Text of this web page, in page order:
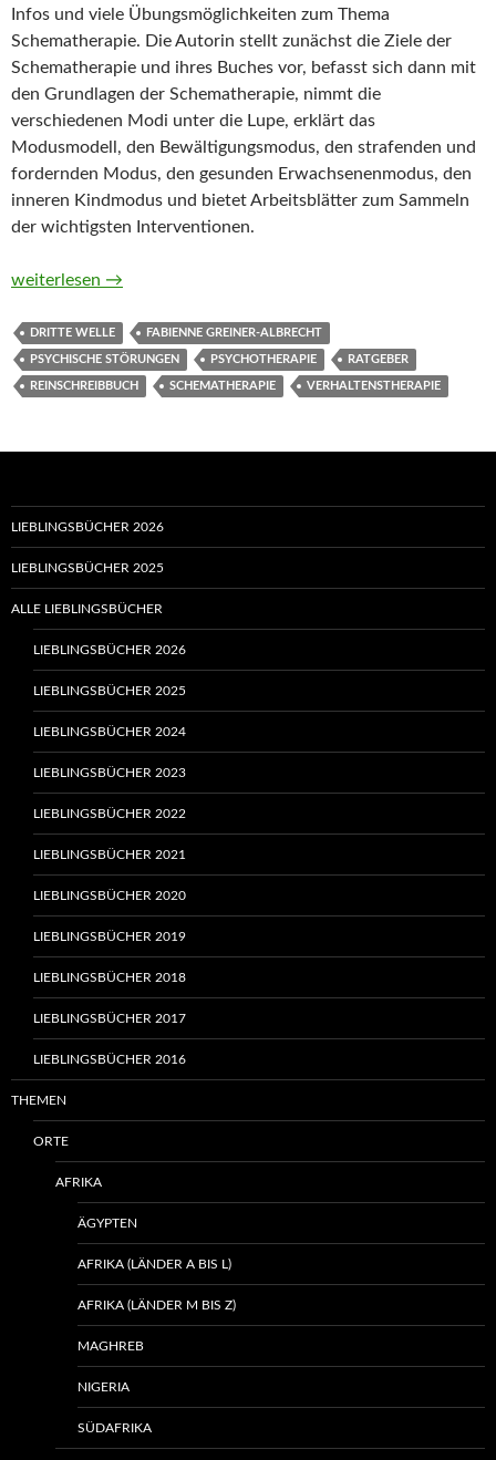
Infos und viele Übungsmöglichkeiten zum Thema
Schematherapie. Die Autorin stellt zunächst die Ziele der
Schematherapie und ihres Buches vor, befasst sich dann mit
den Grundlagen der Schematherapie, nimmt die
verschiedenen Modi unter die Lupe, erklärt das
Modusmodell, den Bewältigungsmodus, den strafenden und
fordernden Modus, den gesunden Erwachsenenmodus, den
inneren Kindmodus und bietet Arbeitsblätter zum Sammeln
der wichtigsten Interventionen.
Meine Lebensmuster verändern. Schematherapeutisches
weiterlesen →
DRITTE WELLE FABIENNE GREINER-ALBRECHT
PSYCHISCHE STÖRUNGEN PSYCHOTHERAPIE RATGEBER
REINSCHREIBBUCH SCHEMATHERAPIE VERHALTENSTHERAPIE
LIEBLINGSBÜCHER 2026
LIEBLINGSBÜCHER 2025
ALLE LIEBLINGSBÜCHER
LIEBLINGSBÜCHER 2026
LIEBLINGSBÜCHER 2025
LIEBLINGSBÜCHER 2024
LIEBLINGSBÜCHER 2023
LIEBLINGSBÜCHER 2022
LIEBLINGSBÜCHER 2021
LIEBLINGSBÜCHER 2020
LIEBLINGSBÜCHER 2019
LIEBLINGSBÜCHER 2018
LIEBLINGSBÜCHER 2017
LIEBLINGSBÜCHER 2016
THEMEN
ORTE
AFRIKA
ÄGYPTEN
AFRIKA (LÄNDER A BIS L)
AFRIKA (LÄNDER M BIS Z)
MAGHREB
NIGERIA
SÜDAFRIKA